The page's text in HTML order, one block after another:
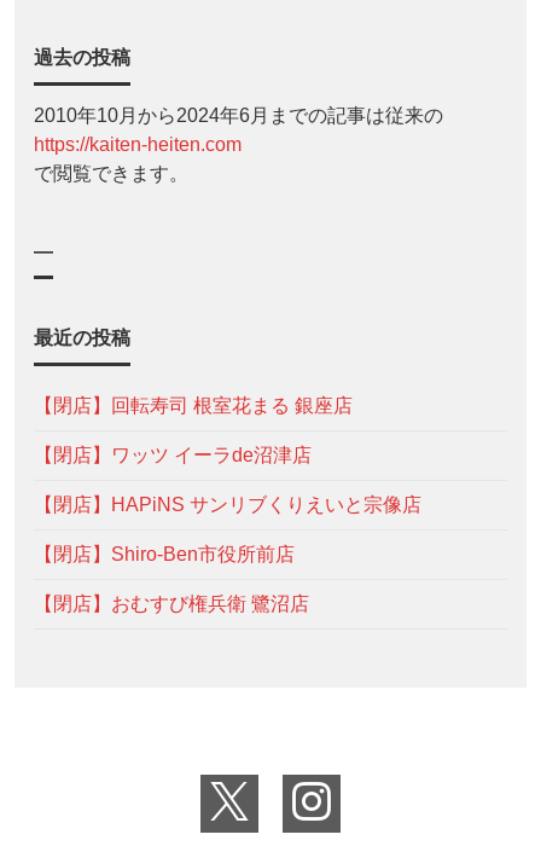
過去の投稿
2010年10月から2024年6月までの記事は従来の
https://kaiten-heiten.com
で閲覧できます。
—
最近の投稿
【閉店】回転寿司 根室花まる 銀座店
【閉店】ワッツ イーラde沼津店
【閉店】HAPiNS サンリブくりえいと宗像店
【閉店】Shiro-Ben市役所前店
【閉店】おむすび権兵衛 鷺沼店